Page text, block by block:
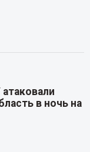
в ночь на